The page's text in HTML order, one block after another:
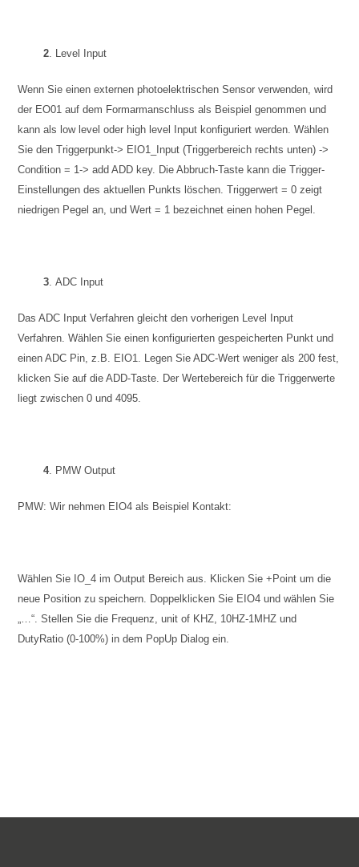
2. Level Input
Wenn Sie einen externen photoelektrischen Sensor verwenden, wird
der EO01 auf dem Formarmanschluss als Beispiel genommenund
kann als low level oder high level Input konfiguriert werden. Wählen
Sie den Triggerpunkt-> EIO1_Input (Triggerbereich rechts unten) ->
Condition = 1-> add ADD key. Die Abbruch-Taste kann die Trigger-
Einstellungen des aktuellen Punkts löschen. Triggerwert = 0 zeigt
niedrigen Pegel an, und Wert = 1 bezeichneteinen hohen Pegel.
3. ADC Input
Das ADC Input Verfahren gleicht den vorherigen Level Input
Verfahren. Wählen Sie einen konfigurierten gespeicherten Punkt und
einen ADC Pin, z.B. EIO1. Legen Sie ADC-Wert weniger als 200 fest,
klicken Sie auf die ADD-Taste. Der Wertebereich für die Triggerwerte
liegt zwischen 0 und 4095.
4. PMW Output
PMW: Wir nehmen EIO4 als Beispiel Kontakt:
Wählen Sie IO_4 im Output Bereich aus. Klicken Sie +Point um die
neue Position zu speichern. Doppelklicken Sie EIO4 und wählen Sie
„…“. Stellen Sie die Frequenz, unit of KHZ, 10HZ-1MHZ und
DutyRatio (0-100%) in dem PopUp Dialog ein.